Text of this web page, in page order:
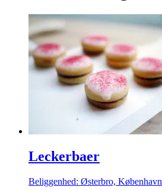
Leckerbaer
Beliggenhed: Østerbro, København